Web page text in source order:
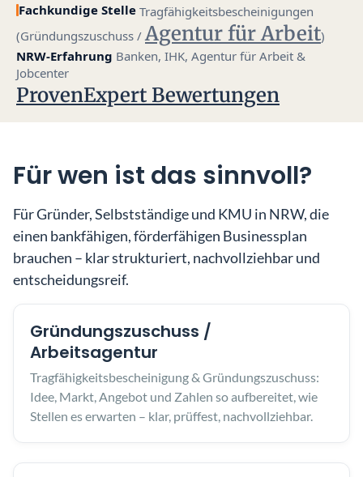
Fachkundige Stelle Tragfähigkeitsbescheinigungen
(Gründungszuschuss / Agentur für Arbeit)
NRW-Erfahrung Banken, IHK, Agentur für Arbeit &
Jobcenter
ProvenExpert Bewertungen
Für wen ist das sinnvoll?
Für Gründer, Selbstständige und KMU in NRW, die
einen bankfähigen, förderfähigen Businessplan
brauchen – klar strukturiert, nachvollziehbar und
entscheidungsreif.
Gründungszuschuss /
Arbeitsagentur
Tragfähigkeitsbescheinigung & Gründungszuschuss:
Idee, Markt, Angebot und Zahlen so aufbereitet, wie
Stellen es erwarten – klar, prüffest, nachvollziehbar.